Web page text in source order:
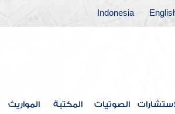
Indonesia
الصوتيات المكتبة المواريث